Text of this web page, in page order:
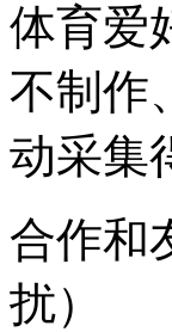
体育爱
不制作
动采集
合作和
扰）